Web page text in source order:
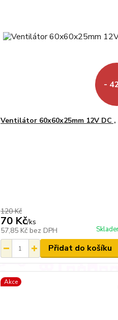
-
Ventilátor 60x60x25mm 12V DC ,
120 Kč
70 Kč/ks
57,85 Kč bez DPH
Přidat do košíku
Akce